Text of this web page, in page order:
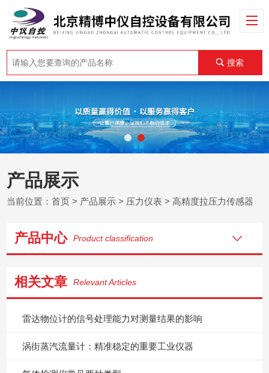
搜索
产品展示
当前位置：首页 > 产品展示 > 压力仪表 >高精度拉压力传感器
产品中心 Product classification
相关文章 Relevant Articles
雷达物位计的信号处理能力对测量结果的影响
涡街蒸汽流量计：精准稳定的重要工业仪器